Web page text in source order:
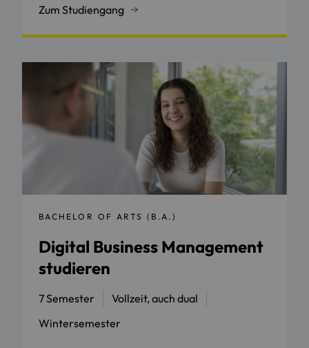
Zum Studiengang
BACHELOR OF ARTS (B.A.)
Digital Business Management
studieren
7 Semester
Vollzeit, auch dual
Wintersemester